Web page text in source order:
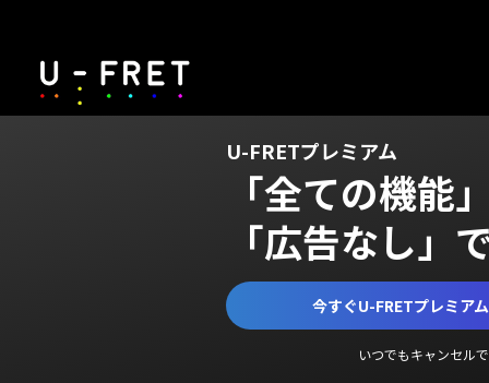
U-FRETプレミアム
「全ての機能
「広告なし」
今すぐU-FRETプレミア
いつでもキャンセル